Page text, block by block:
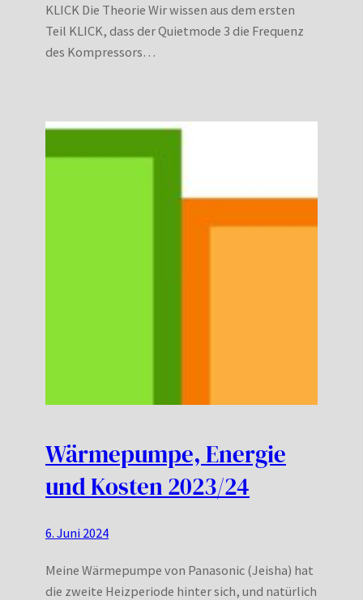
KLICK Die Theorie Wir wissen aus dem ersten
Teil KLICK, dass der Quietmode 3 die Frequenz
des Kompressors…
Wärmepumpe, Energie
und Kosten 2023/24
6. Juni 2024
Meine Wärmepumpe von Panasonic (Jeisha) hat
die zweite Heizperiode hinter sich, und natürlich